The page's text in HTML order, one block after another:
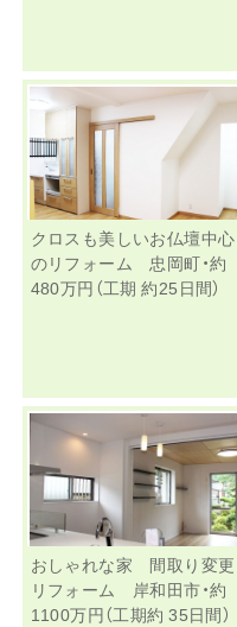
クロスも美しいお仏壇中心
のリフォーム 忠岡町・約
480万円（工期 約25日間）
おしゃれな家 間取り変更
リフォーム 岸和田市・約
1100万円（工期約 35日間）